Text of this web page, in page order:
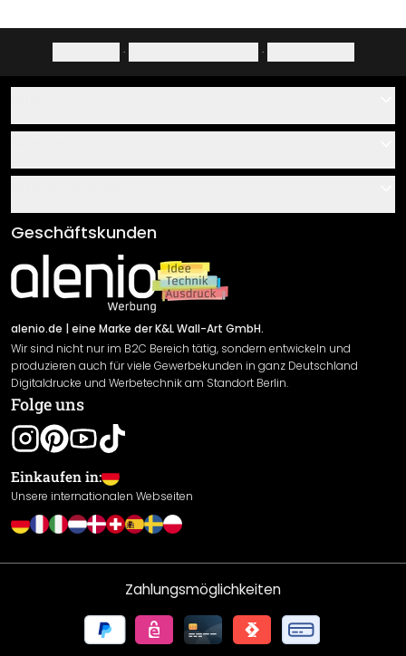
· ·
Über uns
Klebe- und Montageanleitungen
Newsletter An-/Abmeldung
Sendungsverfolgung
AGB
Impressum
Versand & Zahlung
Rücksendung
Widerrufsrecht
Datenschutzerklärung
Gewährleistung
Leistungserklärung / CE-Zeichen
Cookie Einstellungen
Geschäftskunden
alenio.de | eine Marke der K&L Wall-Art GmbH.
Wir sind nicht nur im B2C Bereich tätig, sondern entwickeln und
produzieren auch für viele Gewerbekunden in ganz Deutschland
Digitaldrucke und Werbetechnik am Standort Berlin.
Folge uns
Einkaufen in:
Unsere internationalen Webseiten
Zahlungsmöglichkeiten